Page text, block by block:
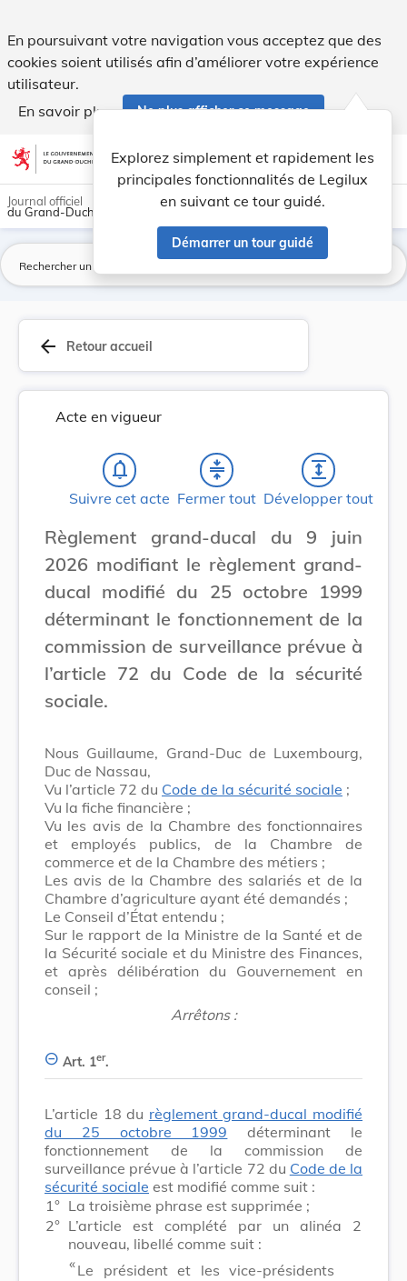
En poursuivant votre navigation vous acceptez que des
cookies soient utilisés afin d’améliorer votre expérience
utilisateur.
En savoir plus
Ne plus afficher ce message
Aller au contenu account_circle help Aide
Explorez simplement et rapidement les
principales fonctionnalités de Legilux
en suivant ce tour guidé.
Démarrer un tour guidé
light_mode dark_mode
Journal officiel
du Grand-Duché de Luxembourg
arrow_back Retour accueil
Acte en vigueur
notifications_none
Suivre cet acte
compress
Fermer tout
expand
Développer tout
Règlement grand-ducal du 9 juin
2026 modifiant le règlement grand-
ducal modifié du 25 octobre 1999
déterminant le fonctionnement de la
commission de surveillance prévue à
l’article 72 du Code de la sécurité
sociale.
Nous Guillaume, Grand-Duc de Luxembourg,
Duc de Nassau,
Vu l’article 72 du Code de la sécurité sociale ;
Vu la fiche financière ;
Vu les avis de la Chambre des fonctionnaires
et employés publics, de la Chambre de
commerce et de la Chambre des métiers ;
Les avis de la Chambre des salariés et de la
Chambre d’agriculture ayant été demandés ;
Le Conseil d’État entendu ;
Sur le rapport de la Ministre de la Santé et de
la Sécurité sociale et du Ministre des Finances,
et après délibération du Gouvernement en
conseil ;
Arrêtons :
Art. 1er.
L’article 18 du règlement grand-ducal modifié
du 25 octobre 1999 déterminant le
fonctionnement de la commission de
surveillance prévue à l’article 72 du Code de la
sécurité sociale est modifié comme suit :
1° La troisième phrase est supprimée ;
2° L’article est complété par un alinéa 2
nouveau, libellé comme suit :
​ «Le président et les vice-présidents